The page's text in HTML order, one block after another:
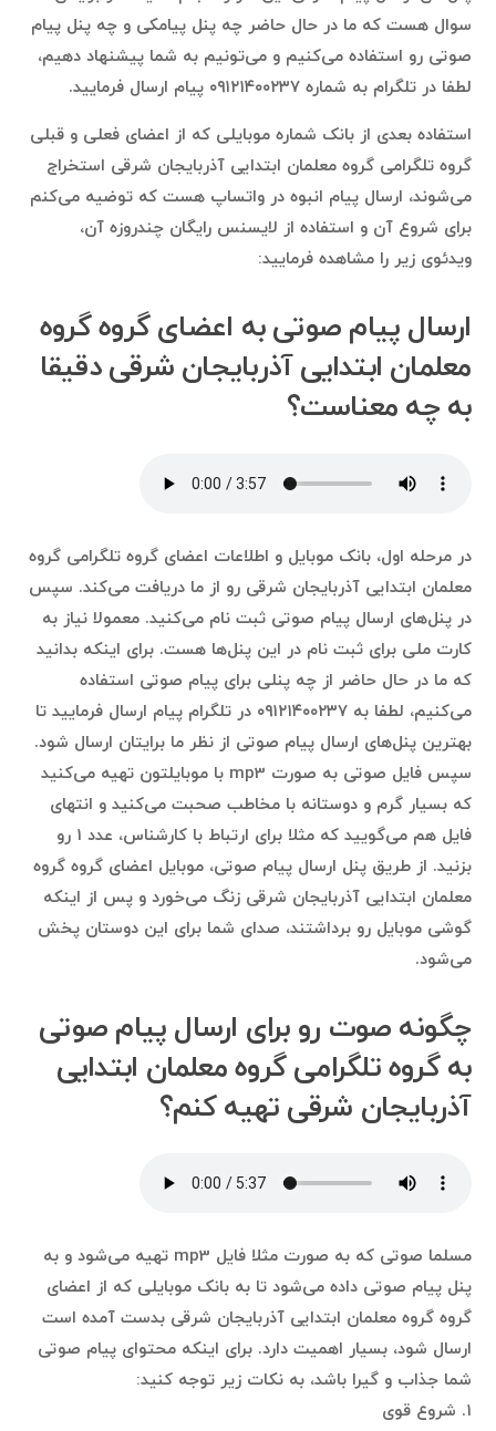
سوال هست که ما در حال حاضر چه پنل پیامکی و چه پنل پیام
صوتی رو استفاده می‌کنیم و می‌تونیم به شما پیشنهاد دهیم،
لطفا در تلگرام به شماره ۰۹۱۲۱۴۰۰۲۳۷ پیام ارسال فرمایید.
استفاده بعدی از بانک شماره موبایلی که از اعضای فعلی و قبلی
گروه تلگرامی گروه معلمان ابتدایی آذربایجان شرقی استخراج
می‌شوند، ارسال پیام انبوه در واتساپ هست که توضیه می‌کنم
برای شروع آن و استفاده از لایسنس رایگان چندروزه آن،
ویدئوی زیر را مشاهده فرمایید:
ارسال پیام صوتی به اعضای گروه گروه
معلمان ابتدایی آذربایجان شرقی دقیقا
به چه معناست؟
در مرحله اول، بانک موبایل و اطلاعات اعضای گروه تلگرامی گروه
معلمان ابتدایی آذربایجان شرقی رو از ما دریافت می‌کند. سپس
در پنل‌های ارسال پیام صوتی ثبت نام می‌کنید. معمولا نیاز به
کارت ملی برای ثبت نام در این پنل‌ها هست. برای اینکه بدانید
که ما در حال حاضر از چه پنلی برای پیام صوتی استفاده
می‌کنیم، لطفا به ۰۹۱۲۱۴۰۰۲۳۷ در تلگرام پیام ارسال فرمایید تا
بهترین پنل‌های ارسال پیام صوتی از نظر ما برایتان ارسال شود.
سپس فایل صوتی به صورت mp3 با موبایلتون تهیه می‌کنید
که بسیار گرم و دوستانه با مخاطب صحبت می‌کنید و انتهای
فایل هم می‌گویید که مثلا برای ارتباط با کارشناس، عدد ۱ رو
بزنید. از طریق پنل ارسال پیام صوتی، موبایل اعضای گروه گروه
معلمان ابتدایی آذربایجان شرقی زنگ می‌خورد و پس از اینکه
گوشی موبایل رو برداشتند، صدای شما برای این دوستان پخش
می‌شود.
چگونه صوت رو برای ارسال پیام صوتی
به گروه تلگرامی گروه معلمان ابتدایی
آذربایجان شرقی تهیه کنم؟
مسلما صوتی که به صورت مثلا فایل mp3 تهیه می‌شود و به
پنل پیام صوتی داده می‌شود تا به بانک موبایلی که از اعضای
گروه گروه معلمان ابتدایی آذربایجان شرقی بدست آمده است
ارسال شود، بسیار اهمیت دارد. برای اینکه محتوای پیام صوتی
شما جذاب و گیرا باشد، به نکات زیر توجه کنید:
۱. شروع قوی